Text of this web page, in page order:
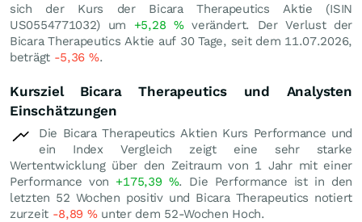
sich der Kurs der Bicara Therapeutics Aktie (ISIN
US0554771032) um +5,28 %verändert. Der Verlust der
Bicara Therapeutics Aktie auf 30 Tage, seit dem 11.07.2026,
beträgt -5,36 %.
Kursziel Bicara Therapeutics und Analysten
Einschätzungen
Die Bicara Therapeutics Aktien Kurs Performance und
ein Index Vergleich zeigt eine sehr starke
Wertentwicklung über den Zeitraum von 1 Jahr mit einer
Performance von +175,39 %. Die Performance ist in den
letzten 52 Wochen positiv und Bicara Therapeutics notiert
zurzeit -8,89 %unter dem 52-Wochen Hoch.